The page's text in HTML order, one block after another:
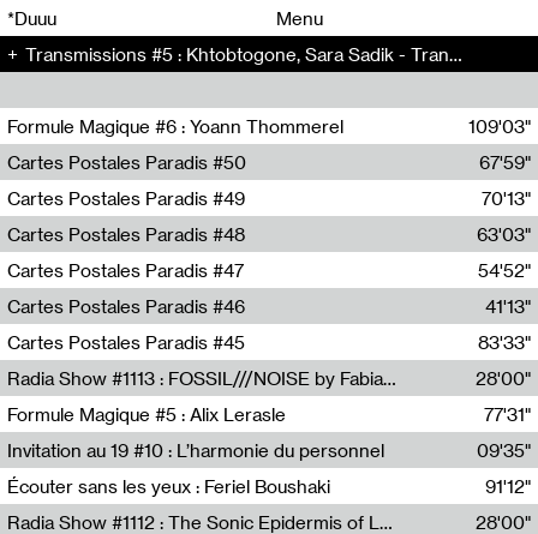
*Duuu
Menu
Transmissions #5 : Khtobtogone, Sara Sadik - Transmissions (5)
Formule Magique #6 : Yoann Thommerel
Nathalie Lacroix,Yoann Thommerel
109'03"
Cartes Postales Paradis #50
Zoé Leroux
67'59"
Cartes Postales Paradis #49
Aurore Portales
70'13"
Cartes Postales Paradis #48
Mathias Dupaquier
63'03"
Cartes Postales Paradis #47
Raymond Engramer
54'52"
Cartes Postales Paradis #46
Sarah Banville
41'13"
Cartes Postales Paradis #45
Mateo Cuin
83'33"
Radia Show #1113 : FOSSIL///NOISE by Fabiana Gibim / Wave Farm
Wave Farm
28'00"
Formule Magique #5 : Alix Lerasle
Nathalie Lacroix
77'31"
Invitation au 19 #10 : L’harmonie du personnel
19, CRAC
09'35"
Écouter sans les yeux : Feriel Boushaki
Feriel Boushaki
91'12"
Radia Show #1112 : The Sonic Epidermis of Lake Léman by Paul Courlet / Guest Slot
28'00"
00 00
00 00